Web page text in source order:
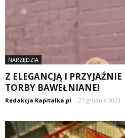
NARZĘDZIA
Z ELEGANCJĄ I
TORBY BAWEŁNIANE!
Redakcja Kapitalka.pl - 27 grudnia 2023